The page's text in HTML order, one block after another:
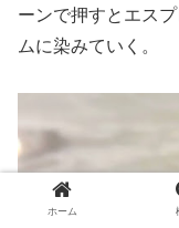
ーンで押すとエス
ムに染みていく。
ホーム